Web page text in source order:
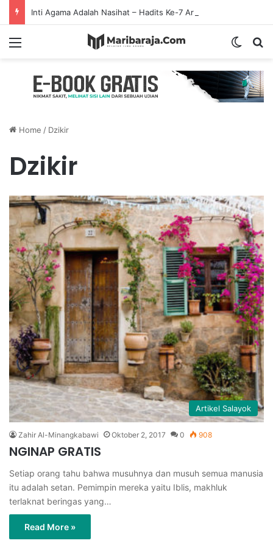
Inti Agama Adalah Nasihat – Hadits Ke-7 Arbain Nawawi
Home / Dzikir
Dzikir
Artikel Salayok
Zahir Al-Minangkabawi Oktober 2, 2017 0 908
NGINAP GRATIS
Setiap orang tahu bahwa musuhnya dan musuh semua manusia
itu adalah setan. Pemimpin mereka yaitu Iblis, makhluk
terlaknat beringas yang…
Read More »